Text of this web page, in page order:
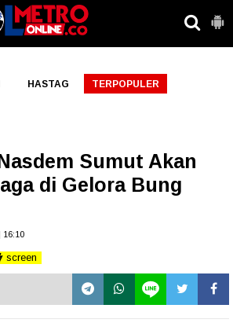
HASTAG TERPOPULER
Sumut Akan
di Gelora Bung
16:10
screen